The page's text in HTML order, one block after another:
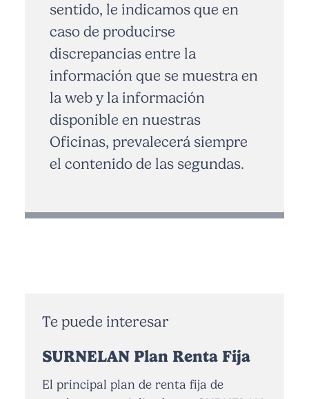
sentido, le indicamos que en
caso de producirse
discrepancias entre la
información que se muestra en
la web y la información
disponible en nuestras
Oficinas, prevalecerá siempre
el contenido de las segundas.
Te puede interesar
SURNELAN Plan Renta Fija
El principal plan de renta fija de